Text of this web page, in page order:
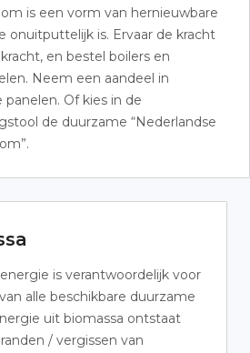
is een vorm van hernieuwbare
onuitputtelijk is. Ervaar de kracht
en bestel boilers en
Neem een aandeel in
panelen. Of kies in de
de duurzame “Nederlandse
is verantwoordelijk voor
alle beschikbare duurzame
uit biomassa ontstaat
/ vergissen van